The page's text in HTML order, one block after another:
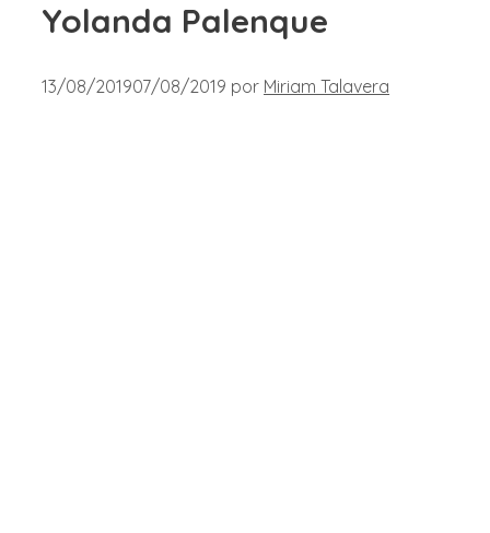
Yolanda Palenque
13/08/201907/08/2019 por Miriam Talavera